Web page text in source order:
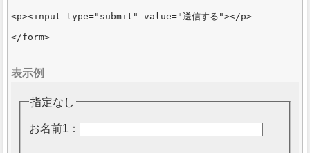
<p><input type="submit" value="送信する"></p>
表示例
指定なし
お名前1：